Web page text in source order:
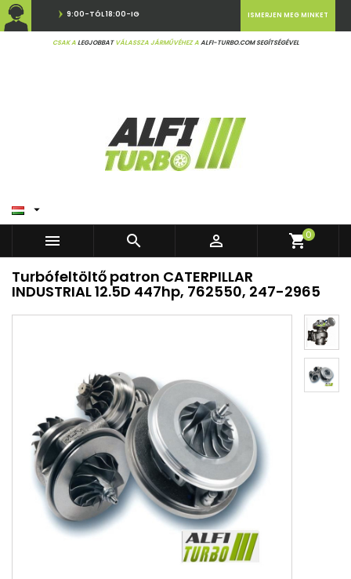
9:00-TÓL 18:00-IG
CSAK ALEGJOBBATVÁLASSZA JÁRMŰVÉHEZ AALFI-TURBO.COM SEGÍTSÉGÉVEL
ISMERJEN MEG MINKET

   shopping_cart0
Turbófeltöltő patron CATERPILLAR
INDUSTRIAL 12.5D 447hp, 762550, 247-2965